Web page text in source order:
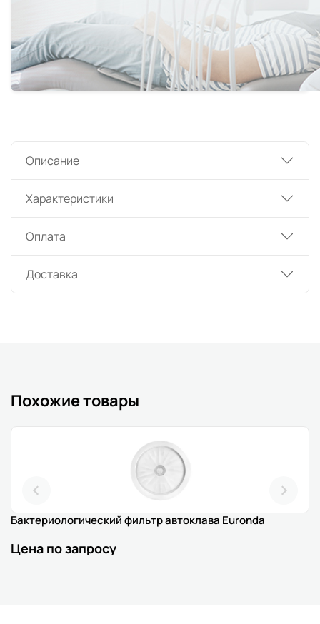
Описание
Характеристики
Оплата
Доставка
Похожие товары
Бактериологический фильтр автоклава Euronda
Цена по запросу